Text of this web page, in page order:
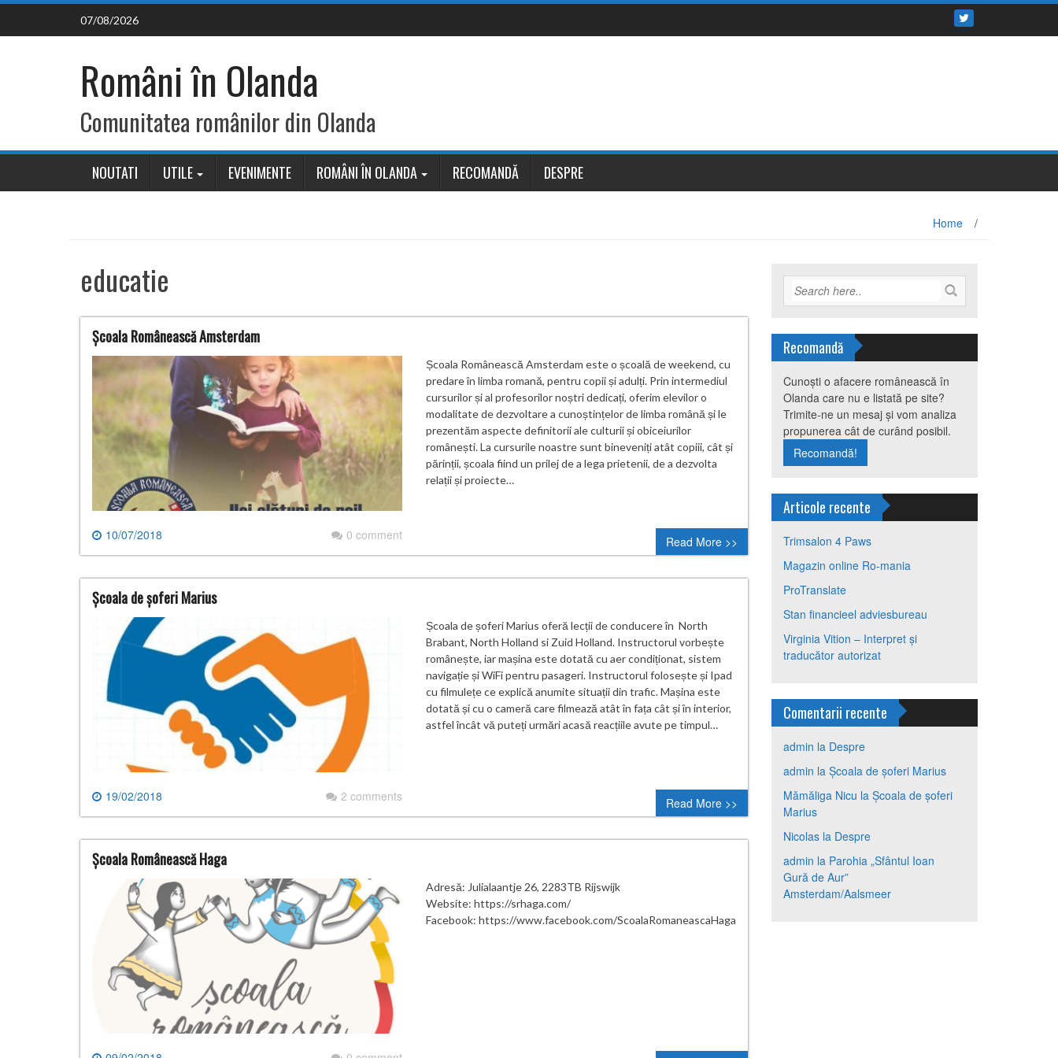
Skip
content
07/08/2026
Români în Olanda
Comunitatea românilor din Olanda
NOUTATI UTILE EVENIMENTE ROMÂNI ÎN OLANDA RECOMANDĂ DESPRE
Home /
educatie
Școala Românească Amsterdam
10/07/2018 0 comment
Școala Românească Amsterdam este o școală de weekend, cu
predare în limba romană, pentru copii și adulți. Prin intermediul
cursurilor și al profesorilor noștri dedicați, oferim elevilor o
modalitate de dezvoltare a cunoștințelor de limba română și le
prezentăm aspecte definitorii ale culturii și obiceiurilor
românești. La cursurile noastre sunt bineveniți atât copiii, cât și
părinții, școala fiind un prilej de a lega prietenii, de a dezvolta
relații și proiecte…
Read More >>
Școala de șoferi Marius
19/02/2018 2 comments
Școala de șoferi Marius oferă lecții de conducere în North
Brabant, North Holland si Zuid Holland. Instructorul vorbește
românește, iar mașina este dotată cu aer condiționat, sistem
navigație și WiFi pentru pasageri. Instructorul folosește și Ipad
cu filmulețe ce explică anumite situații din trafic. Mașina este
dotată și cu o cameră care filmează atât în fața cât și în interior,
astfel încât vă puteți urmări acasă reacțiile avute pe timpul…
Read More >>
Școala Românească Haga
Adresă: Julialaantje 26, 2283TB Rijswijk
Website: https://srhaga.com/
Facebook: https://www.facebook.com/ScoalaRomaneascaHaga
Recomandă
Cunoști o afacere românească în
Olanda care nu e listată pe site?
Trimite-ne un mesaj și vom analiza
propunerea cât de curând posibil.
Recomandă!
Articole recente
Trimsalon 4 Paws
Magazin online Ro-mania
ProTranslate
Stan financieel adviesbureau
Virginia Vition – Interpret și
traducător autorizat
Comentarii recente
admin la Despre
admin la Școala de șoferi Marius
Mămăliga Nicu la Școala de șoferi
Marius
Nicolasla Despre
admin la Parohia „Sfântul Ioan
Gură de Aur”
Amsterdam/Aalsmeer